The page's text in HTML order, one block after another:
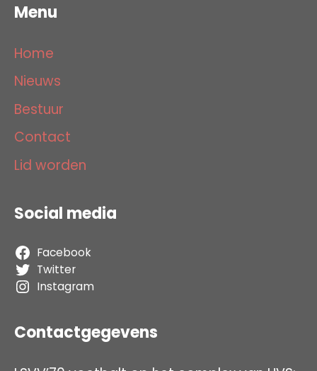
Menu
Home
Nieuws
Bestuur
Contact
Lid worden
Social media
Facebook
Twitter
Instagram
Contactgegevens